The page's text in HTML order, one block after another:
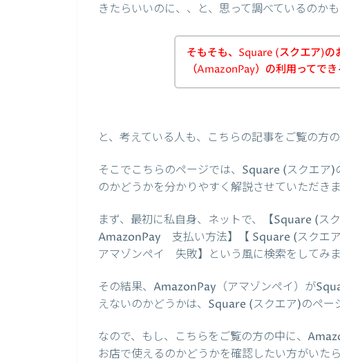
きたらいいのに、、と、思って調べているのか
そもそも、Square (スクエア)の
（AmazonPay）の利用ってでき
と、考えている人も、こちらの記事をご覧の方
そこでこちらのページでは、Square (スクエア
のかどうかを分かりやすく解説させていただきま
まず、最初に私自身、ネットで、【Square (ス
AmazonPay 支払い方法】【 Square (スクエ
アマゾンペイ 失敗】という風に検索をしてみま
その結果、AmazonPay（アマゾンペイ）が
えないのかどうかは、Square (スクエア)のペー
なので、もし、こちらをご覧の方の中に、
お店で使えるのかどうかを確認したい方がいた